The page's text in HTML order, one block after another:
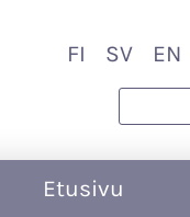
FI SV EN
Etusivu